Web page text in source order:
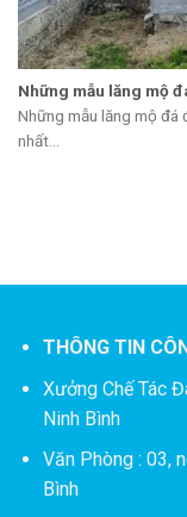
Những mẫu lăng mộ
Những mẫu lăng mộ đá
nhất...
THÔNG TIN
Xưởng Chế Tác
Ninh Bình
Văn Phòng : 03,
Bình